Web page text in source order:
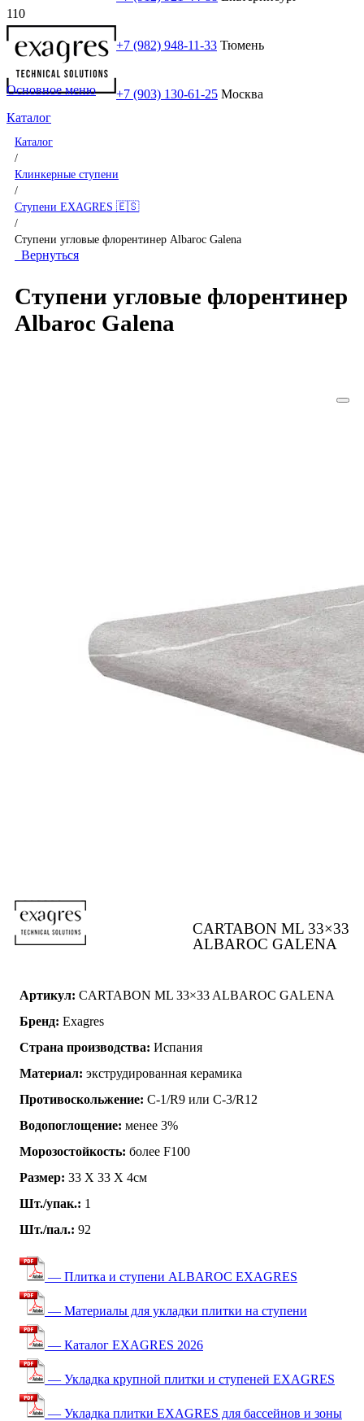
+7 (982) 948-11-33 Тюмень
+7 (903) 130-61-25 Москва
Основное меню
Каталог
Каталог
/
Клинкерные ступени
/
Ступени EXAGRES 🇪🇸
/
Ступени угловые флорентинер Albaroc Galena
Вернуться
Ступени угловые флорентинер
Albaroc Galena
CARTABON ML 33×33
ALBAROC GALENA
Артикул: CARTABON ML 33×33 ALBAROC GALENA
Бренд: Exagres
Страна производства: Испания
Материал: экструдированная керамика
Противоскольжение: C-1/R9 или C-3/R12
Водопоглощение: менее 3%
Морозостойкость: более F100
Размер: 33 Х 33 Х 4см
Шт./упак.: 1
Шт./пал.: 92
— Плитка и ступени ALBAROC EXAGRES
— Материалы для укладки плитки на ступени
— Каталог EXAGRES 2026
— Укладка крупной плитки и ступеней EXAGRES
— Укладка плитки EXAGRES для бассейнов и зоны